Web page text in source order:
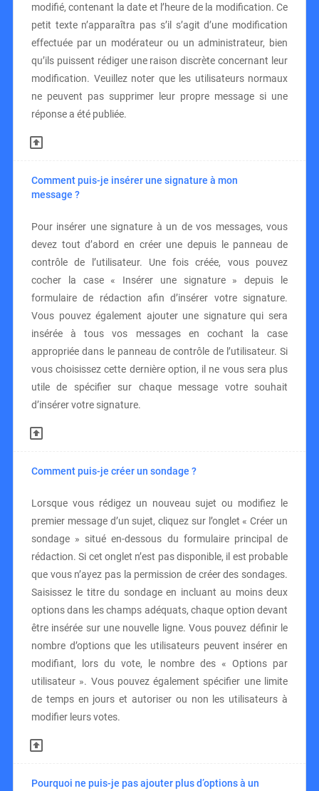
modifié, contenant la date et l’heure de la modification. Ce
petit texte n’apparaîtra pas s’il s’agit d’une modification
effectuée par un modérateur ou un administrateur, bien
qu’ils puissent rédiger une raison discrète concernant leur
modification. Veuillez noter que les utilisateurs normaux
ne peuvent pas supprimer leur propre message si une
réponse a été publiée.
Comment puis-je insérer une signature à mon
message ?
Pour insérer une signature à un de vos messages, vous
devez tout d’abord en créer une depuis le panneau de
contrôle de l’utilisateur. Une fois créée, vous pouvez
cocher la case « Insérer une signature » depuis le
formulaire de rédaction afin d’insérer votre signature.
Vous pouvez également ajouter une signature qui sera
insérée à tous vos messages en cochant la case
appropriée dans le panneau de contrôle de l’utilisateur. Si
vous choisissez cette dernière option, il ne vous sera plus
utile de spécifier sur chaque message votre souhait
d’insérer votre signature.
Comment puis-je créer un sondage ?
Lorsque vous rédigez un nouveau sujet ou modifiez le
premier message d’un sujet, cliquez sur l’onglet « Créer un
sondage » situé en-dessous du formulaire principal de
rédaction. Si cet onglet n’est pas disponible, il est probable
que vous n’ayez pas la permission de créer des sondages.
Saisissez le titre du sondage en incluant au moins deux
options dans les champs adéquats, chaque option devant
être insérée sur une nouvelle ligne. Vous pouvez définir le
nombre d’options que les utilisateurs peuvent insérer en
modifiant, lors du vote, le nombre des « Options par
utilisateur ». Vous pouvez également spécifier une limite
de temps en jours et autoriser ou non les utilisateurs à
modifier leurs votes.
Pourquoi ne puis-je pas ajouter plus d’options à un